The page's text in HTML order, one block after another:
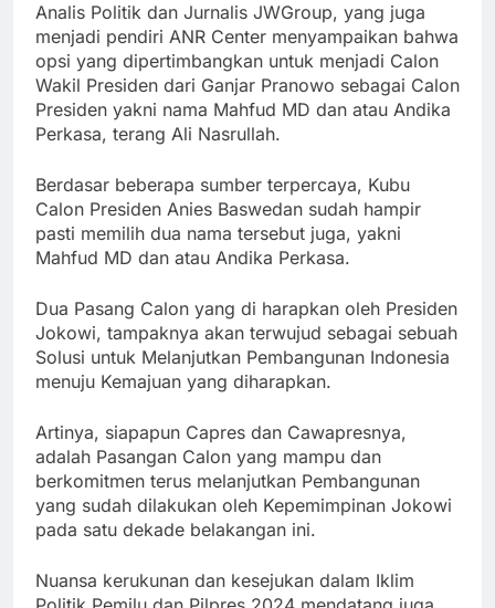
Analis Politik dan Jurnalis JWGroup, yang juga
menjadi pendiri ANR Center menyampaikan bahwa
opsi yang dipertimbangkan untuk menjadi Calon
Wakil Presiden dari Ganjar Pranowo sebagai Calon
Presiden yakni nama Mahfud MD dan atau Andika
Perkasa, terang Ali Nasrullah.
Berdasar beberapa sumber terpercaya, Kubu
Calon Presiden Anies Baswedan sudah hampir
pasti memilih dua nama tersebut juga, yakni
Mahfud MD dan atau Andika Perkasa.
Dua Pasang Calon yang di harapkan oleh Presiden
Jokowi, tampaknya akan terwujud sebagai sebuah
Solusi untuk Melanjutkan Pembangunan Indonesia
menuju Kemajuan yang diharapkan.
Artinya, siapapun Capres dan Cawapresnya,
adalah Pasangan Calon yang mampu dan
berkomitmen terus melanjutkan Pembangunan
yang sudah dilakukan oleh Kepemimpinan Jokowi
pada satu dekade belakangan ini.
Nuansa kerukunan dan kesejukan dalam Iklim